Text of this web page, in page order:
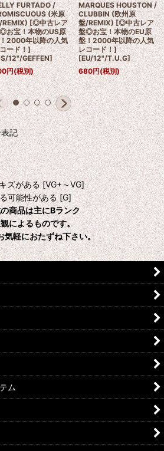
FURTADO /
(米原
REMIX) [◎中古レア
お宝！本物のUS原
2000年以降の人気
ード！]
12"/GEFFEN]
円(税別)
MARQUES HOUSTON /
CLUBBIN (欧州原
盤/REMIX) [◎中古レア
盤◎お宝！本物のEU原
盤！2000年以降の人気
レコード！]
[EU/12"/T.U.G]
680円(税別)
記
ズがある [VG+～VG]
可能性がある [G]
商品は主にBランク
によるものです。
気軽におたずね下さい。
ム